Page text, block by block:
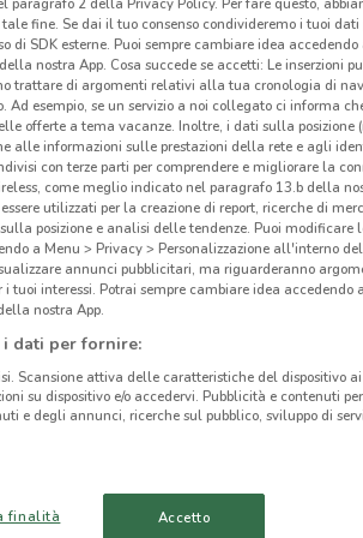
CASTELVETRANO
fine. Se dai il tuo consenso condivideremo i tuoi dati
di SDK esterne. Puoi sempre cambiare idea accedendo
nostra App. Cosa succede se accetti: Le inserzioni
trattare di argomenti relativi alla tua cronologia di
Ad esempio, se un servizio a noi collegato ci informa
offerte a tema vacanze. Inoltre, i dati sulla posizione
alle informazioni sulle prestazioni della rete e agli
con terze parti per comprendere e migliorare la
come meglio indicato nel paragrafo 13.b della
utilizzati per la creazione di report, ricerche di
posizione e analisi delle tendenze. Puoi modificare
a Menu > Privacy > Personalizzazione all'interno
annunci pubblicitari, ma riguarderanno
tuoi interessi. Potrai sempre cambiare idea accedendo
nostra App.
dati per fornire:
Scansione attiva delle caratteristiche del dispositivo
su dispositivo e/o accedervi. Pubblicità e contenuti
e degli annunci, ricerche sul pubblico, sviluppo di
finalità Accetto